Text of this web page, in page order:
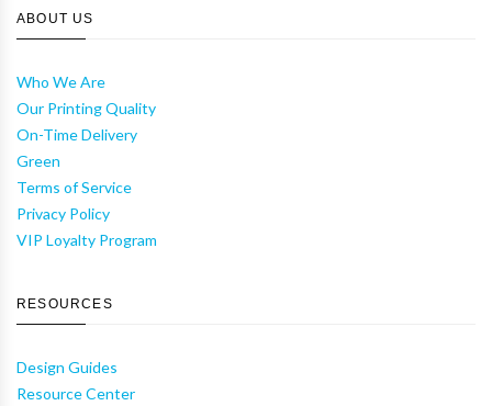
ABOUT US
Who We Are
Our Printing Quality
On-Time Delivery
Green
Terms of Service
Privacy Policy
VIP Loyalty Program
RESOURCES
Design Guides
Resource Center